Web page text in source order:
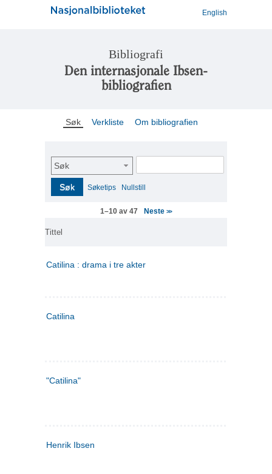
English
Bibliografi
Den internasjonale Ibsen-
bibliografien
Søk Verkliste Om bibliografien
Søk
Søk Søketips Nullstill
1–10 av 47 Neste>>
Tittel
Catilina : drama i tre akter
Catilina
"Catilina"
Henrik Ibsen